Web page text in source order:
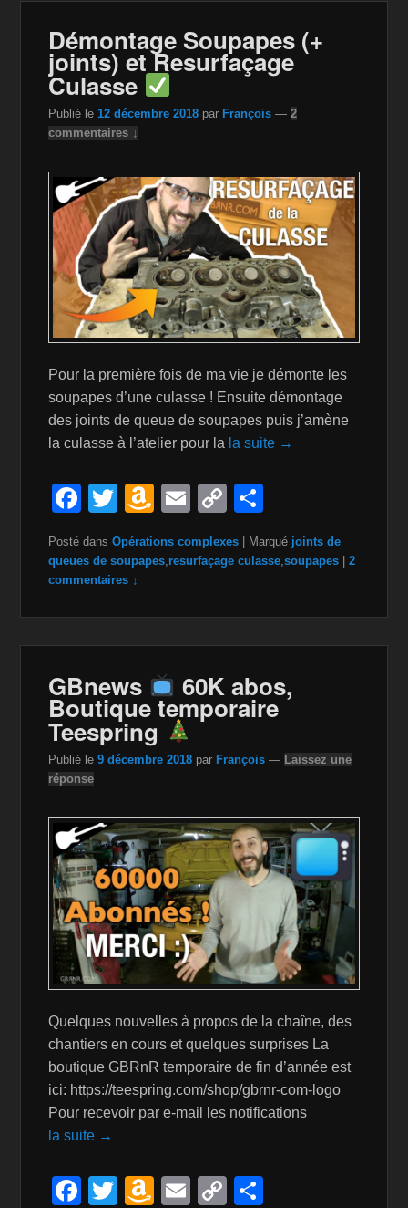
o
k
W
is
h
st
k
Démontage Soupapes (+
joints) et Resurfaçage
Culasse
Publié le12 décembre 2018 par François —2
commentaires ↓
Pour la première fois de ma vie je démonte les
soupapes d’une culasse ! Ensuite démontage
des joints de queue de soupapes puis j’amène
la culasse à l’atelier pour la la suite →
F
a
c
e
b
o
o
k
T
wi
tt
er
A
a
o
n
W
is
h
Li
E
m
ail
C
o
p
Li
n
k
ar
ta
er
Posté dans Opérations complexes Marqué joints de
queues de soupapes,resurfaçage culasse,soupapes |2
commentaires ↓
GBnews 60K abos,
Boutique temporaire
Teespring
Publié le9 décembre 2018 par François — Laissez une
réponse
Quelques nouvelles à propos de la chaîne, des
chantiers en cours et quelques surprises La
boutique GBRnR temporaire de fin d’année est
ici: https://teespring.com/shop/gbrnr-com-logo
Pour recevoir par e-mail les notifications
la suite →
F
T
A
E
C